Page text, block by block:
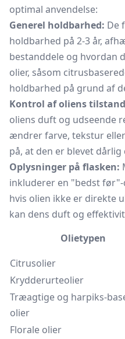
optimal anvendelse:
Generel holdbarhed: De
holdbarhed på 2-3 år,
bestanddele og hvordan
olier, såsom
holdbarhed på grund af
Kontrol af oliens
oliens duft og udseende
ændrer farve, tekstur
på, at den er blevet
Oplysninger på flasken:
inkluderer en "bedst før"-
hvis olien ikke er direkte
kan dens duft og
Olietypen
Citrusolier
Krydderurteolier
Træagtige og harpiks-
olier
Florale olier